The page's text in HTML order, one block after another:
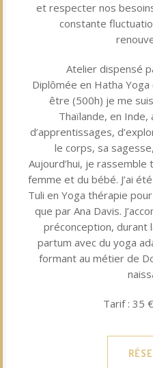
et respecter nos
constante
Atelier dispensé
Diplômée en Hatha
être (500h) je me
Thaïlande, en Inde,
d’apprentissages,
le corps, sa
Aujourd’hui, je
femme et du bébé. J’ai
Tuli en Yoga thérapie
que par Ana Davis.
préconception,
partum avec du yoga
formant au métier de
Tarif : 35